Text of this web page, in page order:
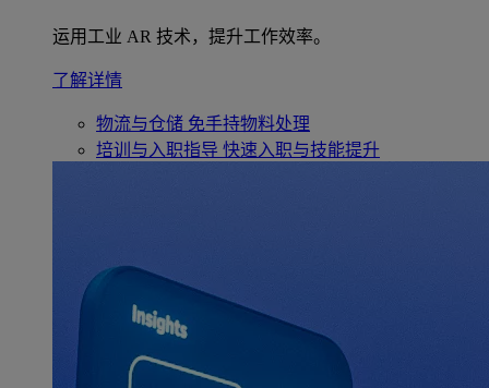
运用工业 AR 技术，提升工作效率。
了解详情
物流与仓储 免手持物料处理
培训与入职指导 快速入职与技能提升